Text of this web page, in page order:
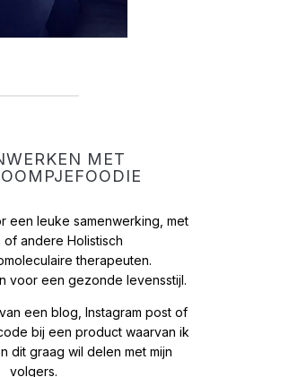
MET
een leuke samenwerking, met
andere Holistisch
therapeuten.
voor een gezonde levensstijl.
een blog, Instagram post of
bij een product waarvan ik
dit graag wil delen met mijn
volgers.